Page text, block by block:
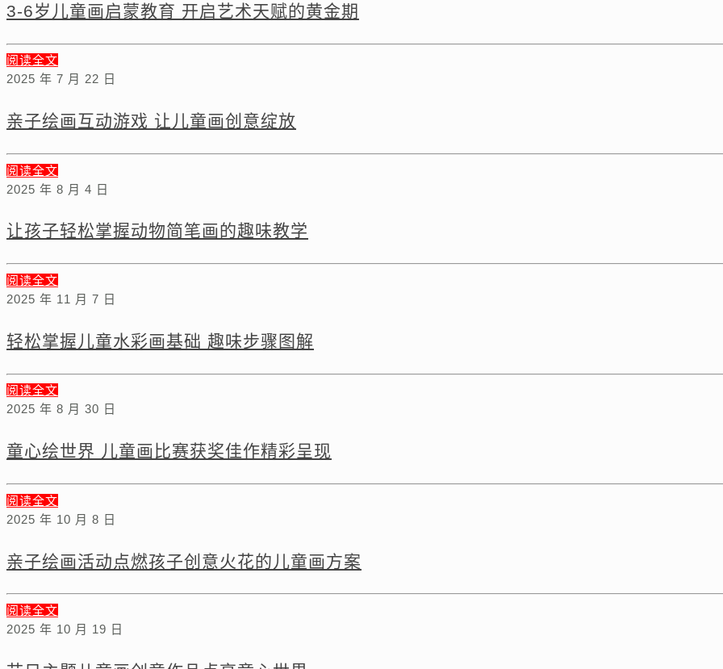
3-6岁儿童画启蒙教育 开启艺术天赋的黄金期
阅读全文
2025 年 7 月 22 日
亲子绘画互动游戏 让儿童画创意绽放
阅读全文
2025 年 8 月 4 日
让孩子轻松掌握动物简笔画的趣味教学
阅读全文
2025 年 11 月 7 日
轻松掌握儿童水彩画基础 趣味步骤图解
阅读全文
2025 年 8 月 30 日
童心绘世界 儿童画比赛获奖佳作精彩呈现
阅读全文
2025 年 10 月 8 日
亲子绘画活动点燃孩子创意火花的儿童画方案
阅读全文
2025 年 10 月 19 日